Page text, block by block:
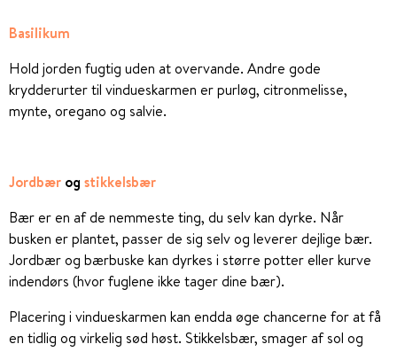
Basilikum
Hold jorden fugtig uden at overvande. Andre gode
krydderurter til vindueskarmen er purløg, citronmelisse,
mynte, oregano og salvie.
Jordbær og stikkelsbær
Bær er en af de nemmeste ting, du selv kan dyrke. Når
busken er plantet, passer de sig selv og leverer dejlige bær.
Jordbær og bærbuske kan dyrkes i større potter eller kurve
indendørs (hvor fuglene ikke tager dine bær).
Placering i vindueskarmen kan endda øge chancerne for at få
en tidlig og virkelig sød høst. Stikkelsbær, smager af sol og